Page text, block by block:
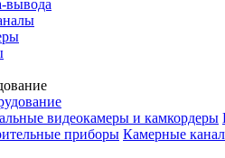
вывода
видеокамеры и камкордеры
приборы Камерные